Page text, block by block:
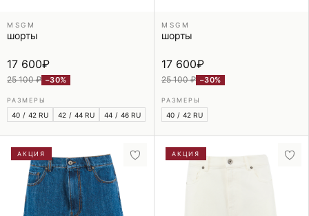
MSGM
шорты
17 600₽
25 100 ₽ −30%
РАЗМЕРЫ
40 / 42 RU 42 / 44 RU 44 / 46 RU
MSGM
шорты
17 600₽
25 100 ₽ −30%
РАЗМЕРЫ
40 / 42 RU
АКЦИЯ АКЦИЯ